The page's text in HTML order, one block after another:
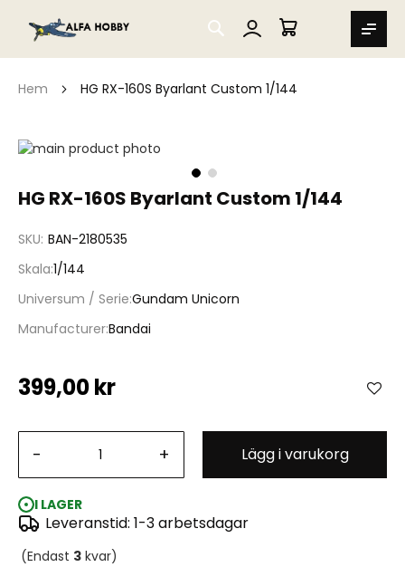
SEARCH
MIN VARUKORG
Hem HG RX-160S Byarlant Custom 1/144
HG RX-160S Byarlant Custom 1/144
SKU BAN-2180535
Skala 1/144
Universum / Serie Gundam Unicorn
ManufacturerBandai
399,00 kr
- + Lägg i varukorg
I LAGER
Leveranstid: 1-3 arbetsdagar
(Endast 3 kvar)
Hoppa
av
Hoppa
av
bildgalleriet